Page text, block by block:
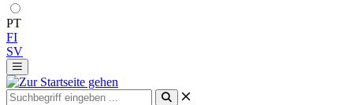
PT
FI
SV